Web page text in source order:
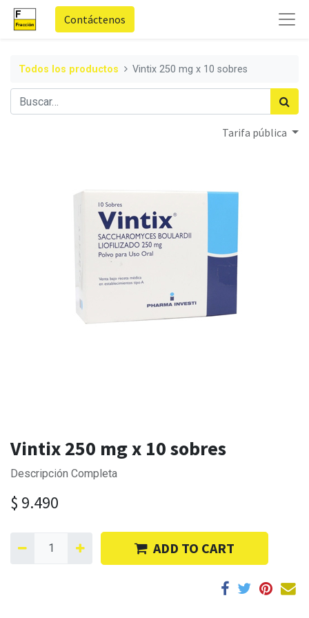
Contáctenos
Todos los productos Vintix 250 mg x 10 sobres
Tarifa pública
Vintix 250 mg x 10 sobres
Descripción Completa
$ 9.490
ADD TO CART